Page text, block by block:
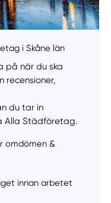
i Skåne län
på när du ska
du tar in
Alla Städföretag.
omdömen &
innan arbetet